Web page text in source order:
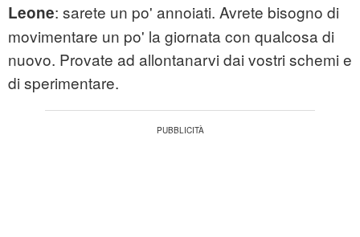
Leone: sarete un po' annoiati. Avrete bisogno di
movimentare un po' la giornata con qualcosa di
nuovo. Provate ad allontanarvi dai vostri schemi e
di sperimentare.